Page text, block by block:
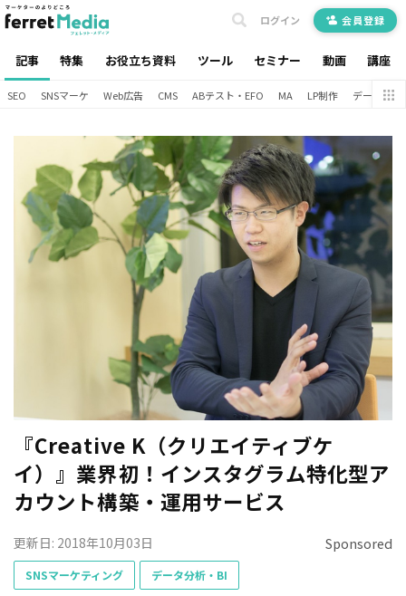
記事 特集 お役立ち資料 ツール セミナー 動画 講座
ログイン 会員登録
SEO SNSマーケ Web広告 CMS ABテスト・EFO MA LP制作 データ分析
『Creative K（クリエイティブケ
イ）』業界初！インスタグラム特化型ア
カウント構築・運用サービス
Sponsored
更新日: 2018年10月03日
SNSマーケティング データ分析・BI